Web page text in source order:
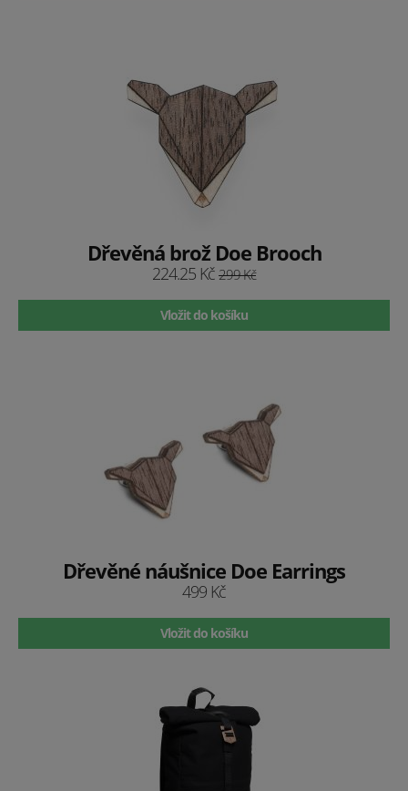
Dřevěná brož Doe Brooch
224.25 Kč 299 Kč
Vložit do košíku
Dřevěné náušnice Doe Earrings
499 Kč
Vložit do košíku